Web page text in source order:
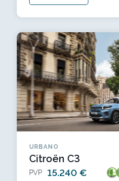
URBANO
Citroën C3
PVP 15.240 €